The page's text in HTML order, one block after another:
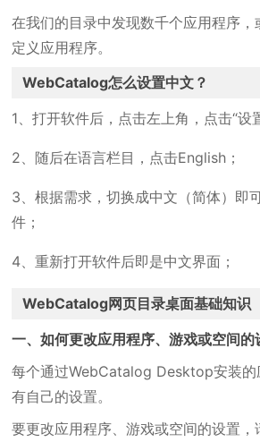
在我们的目录中发现数千个应用程序，
定义应用程序。
WebCatalog怎么设置中文？
1、打开软件后，点击左上角，点击“设
2、随后在语言栏目，点击English；
3、根据需求，切换成中文（简体）即
件；
4、重新打开软件后即是中文界面；
WebCatalog网页目录桌面基础知识
一、如何更改应用程序、游戏或空间的
每个通过WebCatalog Desktop安装的
有自己的设置。
要更改应用程序、游戏或空间的设置